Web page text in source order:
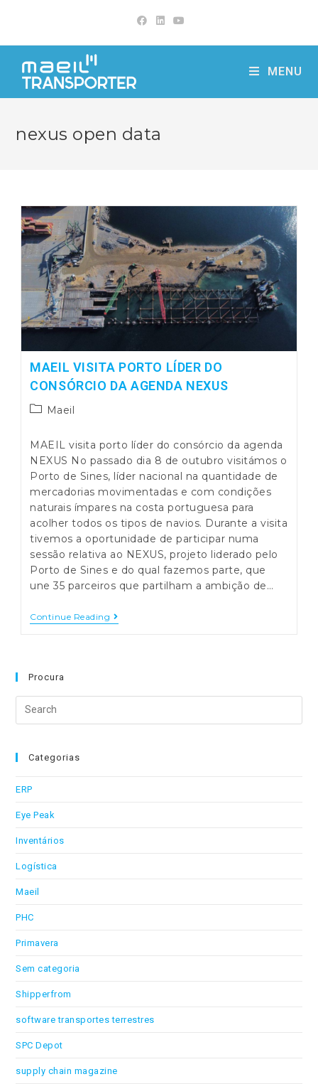
content
MENU
nexus open data
MAEIL VISITA PORTO LÍDER DO
CONSÓRCIO DA AGENDA NEXUS
PostMaeil
MAEIL visita porto líder do consórcio da agenda
NEXUS No passado dia 8 de outubro visitámos o
Porto de Sines, líder nacional na quantidade de
mercadorias movimentadas e com condições
naturais ímpares na costa portuguesa para
acolher todos os tipos de navios. Durante a visita
tivemos a oportunidade de participar numa
sessão relativa ao NEXUS, projeto liderado pelo
Porto de Sines e do qual fazemos parte, que
une 35 parceiros que partilham a ambição de…
Continue Reading MAEIL
Visita
Agenda
Procura
Search
this
Categorias
ERP
Eye Peak
Inventários
Logística
Maeil
PHC
Primavera
Sem categoria
Shipperfrom
software transportes terrestres
SPC Depot
supply chain magazine